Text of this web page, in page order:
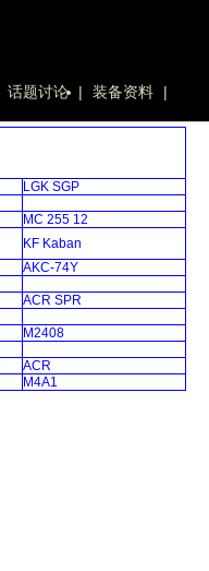
话题讨论 | 装备资料 |
LGK SGP
MC 255 12
KF Kaban
AKC-74Y
ACR SPR
M2408
ACR
M4A1